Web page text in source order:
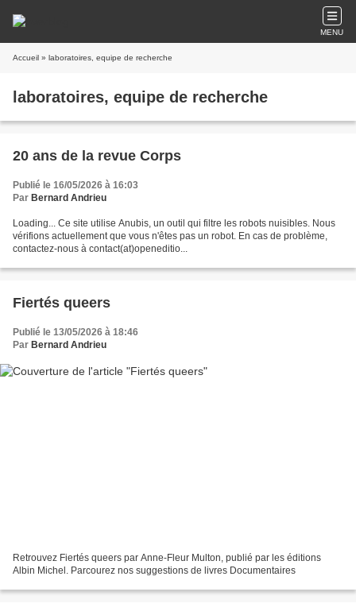
MENU
Accueil » laboratoires, equipe de recherche
laboratoires, equipe de recherche
20 ans de la revue Corps
Publié le 16/05/2026 à 16:03
Par Bernard Andrieu
Loading... Ce site utilise Anubis, un outil qui filtre les robots nuisibles. Nous
vérifions actuellement que vous n'êtes pas un robot. En cas de problème,
contactez-nous à contact(at)openeditio...
Fiertés queers
Publié le 13/05/2026 à 18:46
Par Bernard Andrieu
Retrouvez Fiertés queers par Anne-Fleur Multon, publié par les éditions
Albin Michel. Parcourez nos suggestions de livres Documentaires